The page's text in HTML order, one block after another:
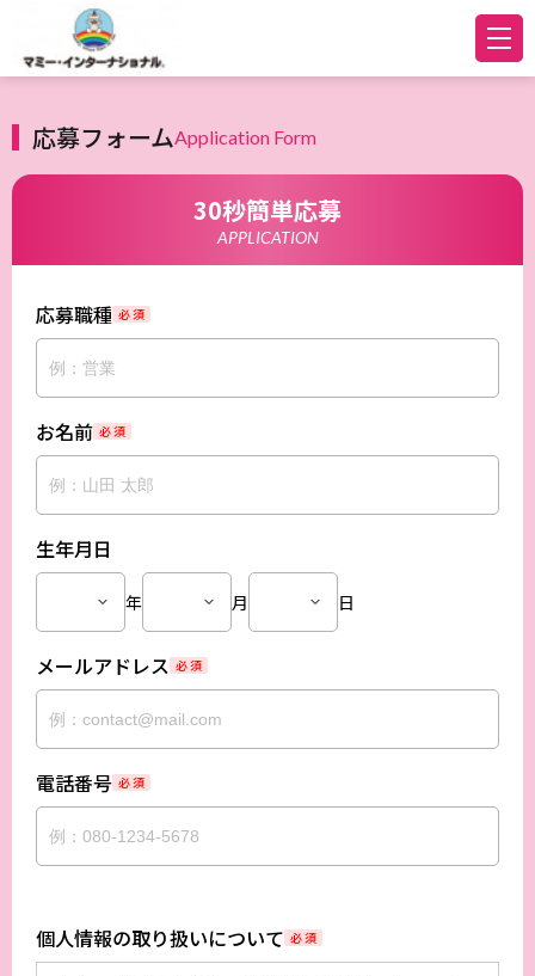
応募フォームApplication Form
30秒簡単応募
APPLICATION
応募職種 必 須
お名前 必 須
生年月日
年 月 日
メールアドレス 必 須
電話番号 必 須
個人情報の取り扱いについて 必 須